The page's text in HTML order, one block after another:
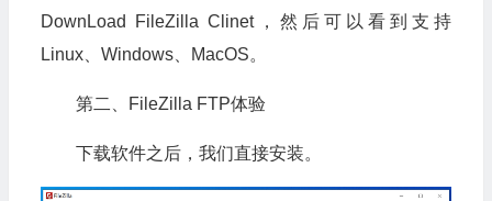
DownLoad FileZilla Clinet，然后可以看到支持
Linux、Windows、MacOS。
第二、FileZilla FTP体验
下载软件之后，我们直接安装。